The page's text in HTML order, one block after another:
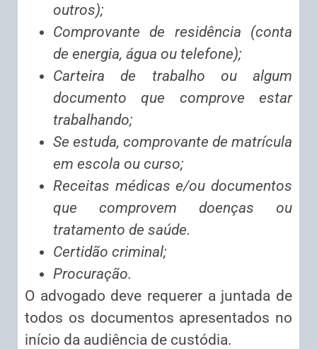
outros);
Comprovante de residência (conta
de energia, água ou telefone);
Carteira de trabalho ou algum
documento que comprove estar
trabalhando;
Se estuda, comprovante de matrícula
em escola ou curso;
Receitas médicas e/ou documentos
que comprovem doenças ou
tratamento de saúde.
Certidão criminal;
Procuração.
O advogado deve requerer a juntada de
todos os documentos apresentados no
início da audiência de custódia.